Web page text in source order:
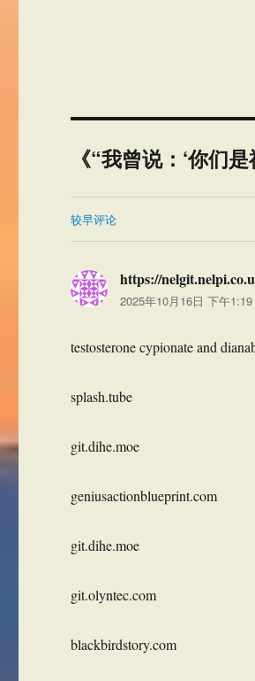
《“我曾说：‘你们
评
论
导
航
较早评论
https://
2025年10月16日 下午1:19
testosterone cypionate and
splash.tube
git.dihe.moe
geniusactionblueprint.com
git.dihe.moe
git.olyntec.com
blackbirdstory.com